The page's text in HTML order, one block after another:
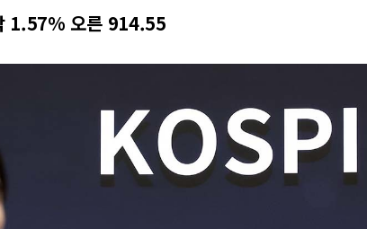
1.57% 오른 914.55